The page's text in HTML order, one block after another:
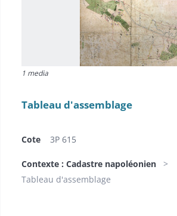
1 media
Tableau d'assemblage
Cote 3P 615
Contexte : Cadastre napoléonien
Tableau d'assemblage